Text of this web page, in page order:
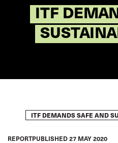
ITF
ITF DEMANDS SAFE AND
REPORTPUBLISHED27 MAY 2020